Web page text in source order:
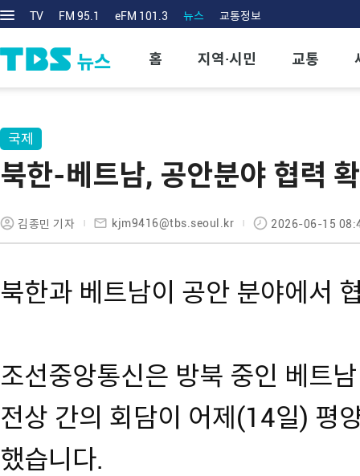
TV FM 95.1 eFM 101.3 뉴스 교통정보
홈 지역·시민 교통
국제
북한-베트남, 공안분야 협력
김종민 기자 kjm9416@tbs.seoul.kr 2026-06-15
북한과 베트남이 공안 분야에서
조선중앙통신은 방북 중인 베트
전상 간의 회담이 어제(14일) 평
했습니다.